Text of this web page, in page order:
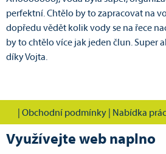
perfektní. Chtělo by to zapracovat na
dopředu vědět kolik vody se na řece
by to chtělo více jak jeden člun. Super
díky Vojta.
Obchodní podmínky| Nabídka
Využívejte web naplno